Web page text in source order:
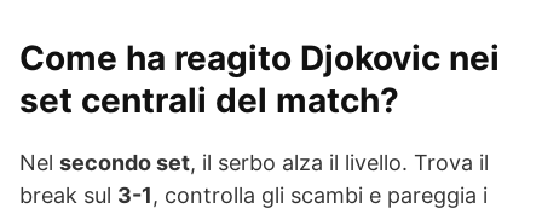
Come ha reagito Djokovic nei
set centrali del match?
Nel secondo set, il serbo alza il livello. Trova il
break sul 3-1, controlla gli scambi e pareggia i